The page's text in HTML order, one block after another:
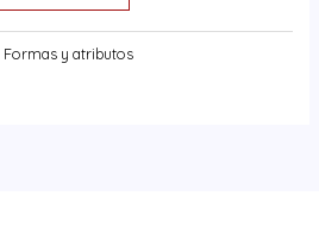
Formas y atributos